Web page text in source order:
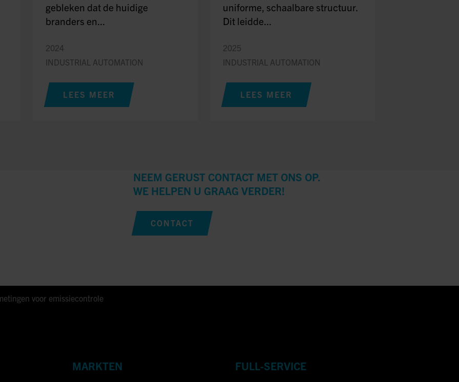
gebleken dat de huidige
branders en...
2024
INDUSTRIAL AUTOMATION
LEES MEER
uniforme, schaalbare structuur.
Dit leidde...
2025
INDUSTRIAL AUTOMATION
LEES MEER
NEEM GERUST CONTACT MET ONS OP.
WE HELPEN U GRAAG VERDER!
CONTACT
voor emissiecontrole
MARKTEN FULL-SERVICE